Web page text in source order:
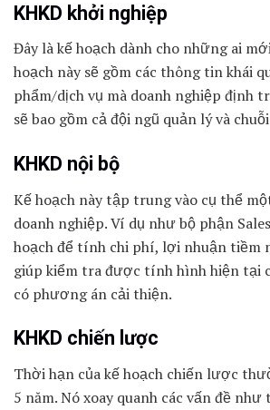
KHKD khởi nghiệp
Đây là kế hoạch dành cho những ai
hoạch này sẽ gồm các thông tin khái
phẩm/dịch vụ mà doanh nghiệp định
sẽ bao gồm cả đội ngũ quản lý và
KHKD nội bộ
Kế hoạch này tập trung vào cụ thể
doanh nghiệp. Ví dụ như bộ phận
hoạch để tính chi phí, lợi nhuận tiềm
giúp kiểm tra được tính hình hiện tại
có phương án cải thiện.
KHKD chiến lược
Thời hạn của kế hoạch chiến lược
5 năm. Nó xoay quanh các vấn đề